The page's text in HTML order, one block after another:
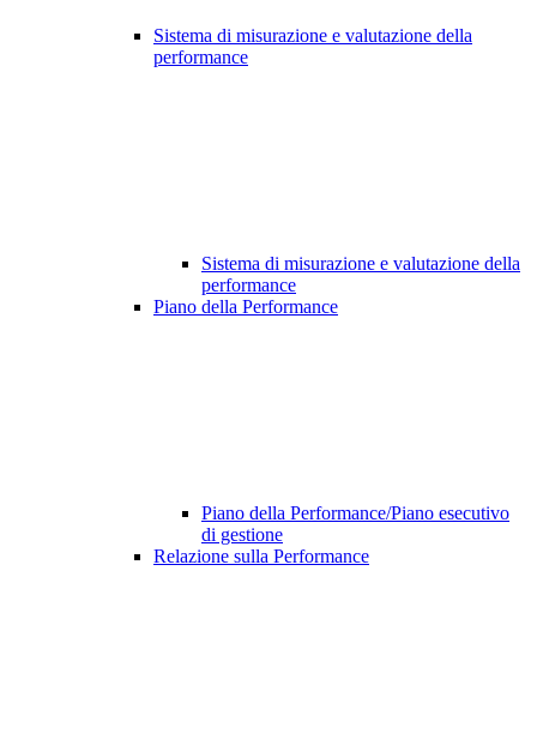
Sistema di misurazione e valutazione della
performance
Sistema di misurazione e valutazione della
performance
Piano della Performance
Piano della Performance/Piano esecutivo
di gestione
Relazione sulla Performance